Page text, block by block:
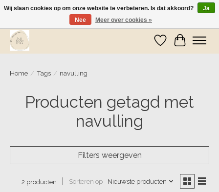
Wij zijn op vakantie! Vanaf zaterdag 9 mei worden er weer pakketjes verzonden
Verlanglijst
Home / Tags / navulling
Producten getagd met
navulling
Filters weergeven
2 producten Sorteren op Nieuwste producten
Wij slaan cookies op om onze website te verbeteren. Is dat akkoord?
Ja
Nee
Meer over cookies »